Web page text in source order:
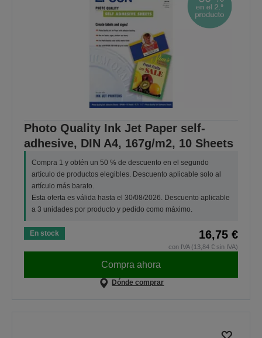
Photo Quality Ink Jet Paper self-
adhesive, DIN A4, 167g/m2, 10 Sheets
Compra 1 y obtén un 50 % de descuento en el segundo
artículo de productos elegibles. Descuento aplicable solo al
artículo más barato.
Esta oferta es válida hasta el 30/08/2026. Descuento aplicable
a 3 unidades por producto y pedido como máximo.
En stock 16,75 €
con IVA (13,84 € sin IVA)
Compra ahora
Dónde comprar